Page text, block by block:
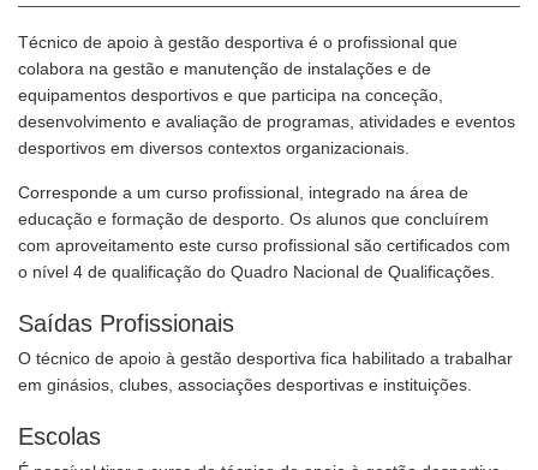
Técnico de apoio à gestão desportiva é o profissional que
colabora na gestão e manutenção de instalações e de
equipamentos desportivos e que participa na conceção,
desenvolvimento e avaliação de programas, atividades e eventos
desportivos em diversos contextos organizacionais.
Corresponde a um curso profissional, integrado na área de
educação e formação de desporto. Os alunos que concluírem
com aproveitamento este curso profissional são certificados com
o nível 4 de qualificação do Quadro Nacional de Qualificações.
Saídas Profissionais
O técnico de apoio à gestão desportiva fica habilitado a trabalhar
em ginásios, clubes, associações desportivas e instituições.
Escolas